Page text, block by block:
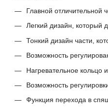
Главной отличительной
Легкий дизайн, который
Тонкий дизайн части,
Возможность
Нагревательное кольцо
Возможность
Функция перехода в